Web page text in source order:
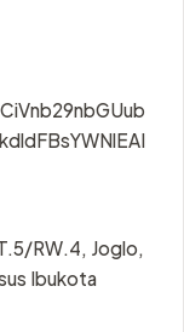
RW.4, Joglo,
Ibukota